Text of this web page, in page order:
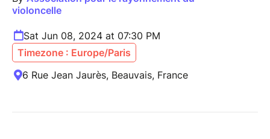
violoncelle
Sat Jun 08, 2024 at 07:30 PM
Timezone : Europe/Paris
6 Rue Jean Jaurès, Beauvais, France